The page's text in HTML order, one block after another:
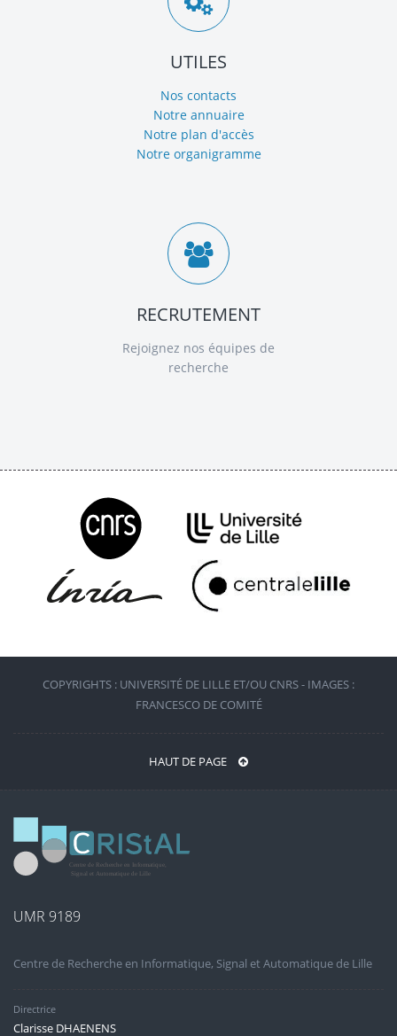
UTILES
Nos contacts
Notre annuaire
Notre plan d'accès
Notre organigramme
RECRUTEMENT
Rejoignez nos équipes de
recherche
COPYRIGHTS : UNIVERSITÉ DE LILLE ET/OU CNRS - IMAGES :
FRANCESCO DE COMITÉ
HAUT DE PAGE
UMR 9189
Centre de Recherche en Informatique, Signal et Automatique de Lille
Directrice
Clarisse DHAENENS